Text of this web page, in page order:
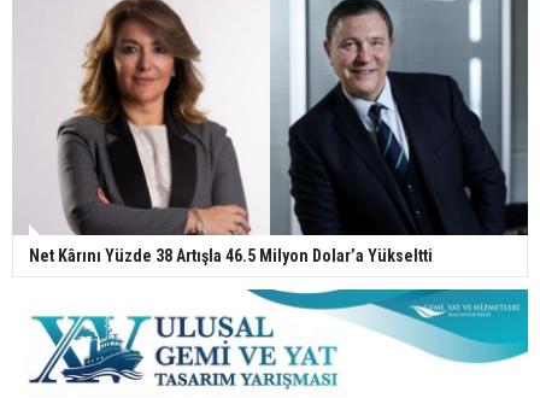
Net Kârını Yüzde 38 Artışla 46.5 Milyon Dolar’a Yükseltti